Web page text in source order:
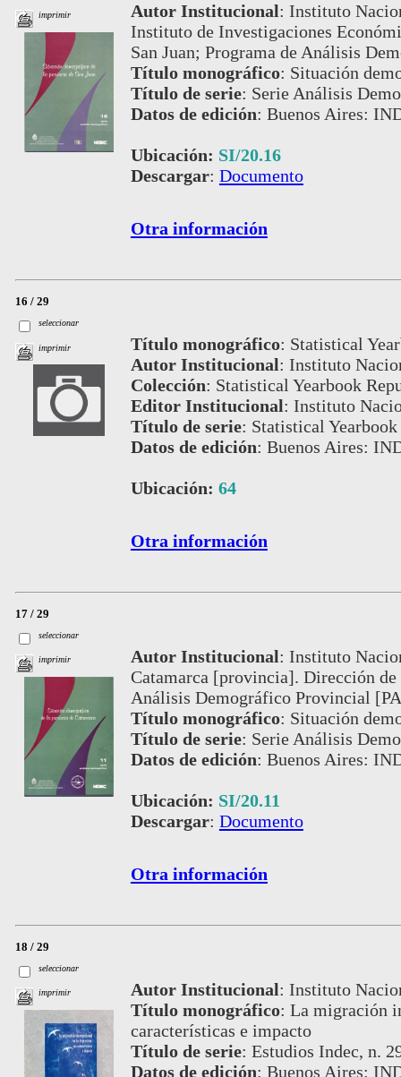
imprimir Autor Institucional: Instituto
Instituto de Investigaciones
San Juan; Programa de Análisis
Título monográfico: Situación
Título de serie: Serie Análisis
Datos de edición: Buenos Aires:
Ubicación: SI/20.16
Descargar: Documento
Otra información
16 / 29
seleccionar
imprimir Título monográfico: Statistical
Autor Institucional: Instituto
Colección: Statistical Yearbook
Editor Institucional: Instituto
Título de serie: Statistical
Datos de edición: Buenos Aires:
Ubicación: 64
Otra información
17 / 29
seleccionar
imprimir Autor Institucional: Instituto
Catamarca [provincia]. Dirección de
Análisis Demográfico Provincial
Título monográfico: Situación
Título de serie: Serie Análisis
Datos de edición: Buenos Aires:
Ubicación: SI/20.11
Descargar: Documento
Otra información
18 / 29
seleccionar
imprimir Autor Institucional: Instituto
Título monográfico: La migración
características e impacto
Título de serie: Estudios Indec, n.
Datos de edición: Buenos Aires: